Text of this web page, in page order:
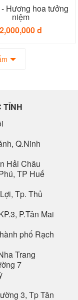
Hương hoa tưởng
niệm
2,000,000 đ
TỈNH
Q.Ninh
Hải Châu
TP Huế
Tp. Thủ
P.Tân Mai
phố Rạch
Trang
7
3, Tp Tân